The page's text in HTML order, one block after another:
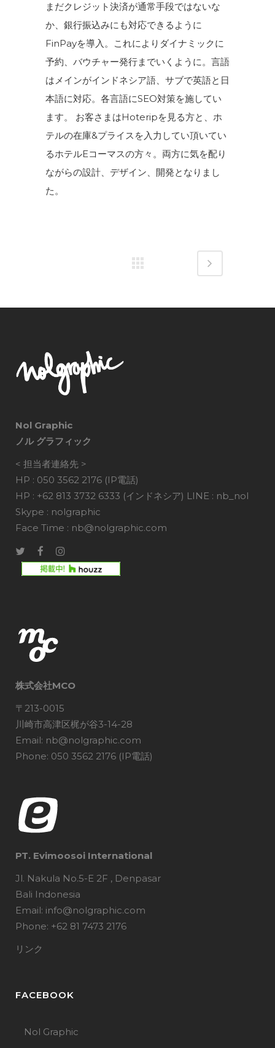
まだクレジット決済が通常手段ではないな
か、銀行振込みにも対応できるように
FinPayを導入。これによりダイナミックに
予約、バウチャー発行までいくように。言語
はメインがインドネシア語、サブで英語と日
本語に対応。各言語にSEO対策を施してい
ます。 お客さまはHoteripを見る方と、ホ
テルの在庫&プライスを入力してい頂いてい
るホテルEコーマスの方々。両方に気を配り
ながらの設計、デザイン、開発となりまし
た。
Nol Graphic
ノル グラフィック
< 担当者連絡先 >
HP : 050 3562 2176 (IP電話)
HP : +62 813 3732 6333 (インドネシア) LINE : nb_nol
Skype : nolgraphic
Face Time : nb@nolgraphic.com
株式会社MCO
〒213-0015
川崎市高津区梶が谷3-14-28
Email: nb@nolgraphic.com
Phone: 050 3562 2176 (IP電話)
PT. Evimoosoi International
Jl. Nakula No.5-E 2F , Denpasar
Bali Indonesia
Email: info@nolgraphic.com
Phone: +62 81 7473 2176
リンク
FACEBOOK
Nol Graphic